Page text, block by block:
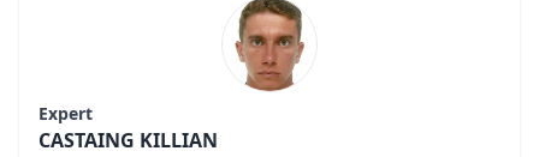
Expert
CASTAING KILLIAN